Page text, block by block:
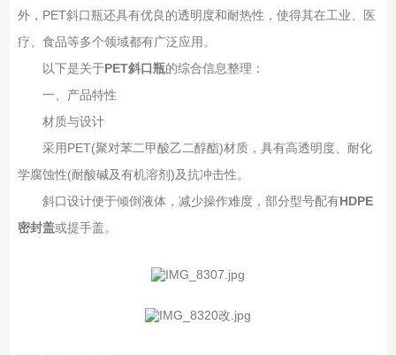
外，PET斜口瓶还具有优良的透明度和耐热性，使得其在工业、医
疗、食品等多个领域都有广泛应用。
以下是关于‌PET斜口瓶‌的综合信息整理：
一、产品特性‌
材质与设计‌
采用PET(聚对苯二甲酸乙二醇酯)材质，具有高透明度、耐化
学腐蚀性(耐酸碱及有机溶剂)及抗冲击性。
斜口设计便于倾倒液体，减少操作难度，部分型号配有HDPE
密封盖或提手盖。